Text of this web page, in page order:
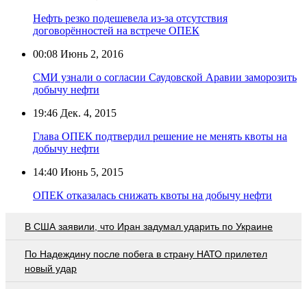
Нефть резко подешевела из-за отсутствия
договорённостей на встрече ОПЕК
00:08 Июнь 2, 2016
СМИ узнали о согласии Саудовской Аравии заморозить
добычу нефти
19:46 Дек. 4, 2015
Глава ОПЕК подтвердил решение не менять квоты на
добычу нефти
14:40 Июнь 5, 2015
ОПЕК отказалась снижать квоты на добычу нефти
В США заявили, что Иран задумал ударить по Украине
По Надеждину после побега в страну НАТО прилетел
новый удар